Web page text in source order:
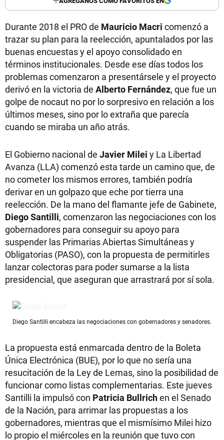
Durante 2018 el PRO de Mauricio Macri comenzó a
trazar su plan para la reelección, apuntalados por las
buenas encuestas y el apoyo consolidado en
términos institucionales. Desde ese días todos los
problemas comenzaron a presentársele y el proyecto
derivó en la victoria de Alberto Fernández, que fue un
golpe de nocaut no por lo sorpresivo en relación a los
últimos meses, sino por lo extraña que parecía
cuando se miraba un año atrás.
El Gobierno nacional de Javier Milei y La Libertad
Avanza (LLA) comenzó esta tarde un camino que, de
no cometer los mismos errores, también podría
derivar en un golpazo que eche por tierra una
reelección. De la mano del flamante jefe de Gabinete,
Diego Santilli, comenzaron las negociaciones con los
gobernadores para conseguir su apoyo para
suspender las Primarias Abiertas Simultáneas y
Obligatorias (PASO), con la propuesta de permitirles
lanzar colectoras para poder sumarse a la lista
presidencial, que aseguran que arrastrará por sí sola.
Diego Santilli encabeza las negociaciones con gobernadores y senadores.
La propuesta está enmarcada dentro de la Boleta
Única Electrónica (BUE), por lo que no sería una
resucitación de la Ley de Lemas, sino la posibilidad de
funcionar como listas complementarias. Este jueves
Santilli la impulsó con Patricia Bullrichen el Senado
de la Nación, para arrimar las propuestas a los
gobernadores, mientras que el mismísimo Milei hizo
lo propio el miércoles en la reunión que tuvo con